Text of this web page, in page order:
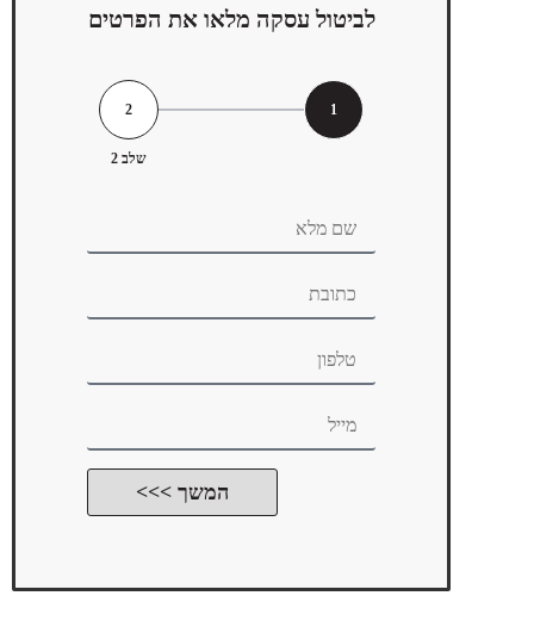
לביטול עסקה מלאו את הפרטים
1
2
שלב 2
המשך >>>